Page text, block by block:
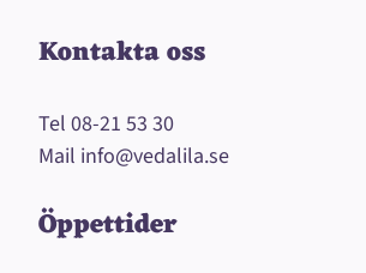
Kontakta oss
Tel 08-21 53 30
Mail info@vedalila.se
Öppettider